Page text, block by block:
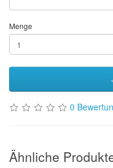
Menge
0
Ähnliche